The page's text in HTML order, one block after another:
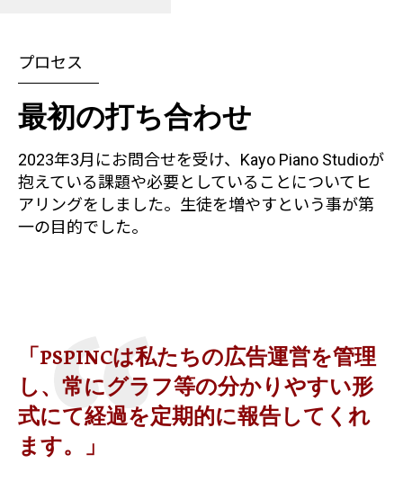
プロセス
最初の打ち合わせ
2023年3月にお問合せを受け、Kayo Piano Studioが
抱えている課題や必要としていることについてヒ
アリングをしました。生徒を増やすという事が第
一の目的でした。
「PSPINCは私たちの広告運営を管理
し、常にグラフ等の分かりやすい形
式にて経過を定期的に報告してくれ
ます。」